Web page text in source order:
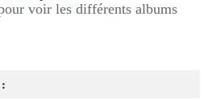
voir les différents albums